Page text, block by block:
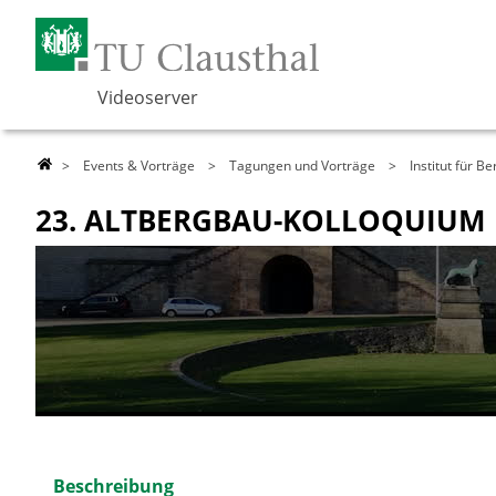
Videoserver
> Events & Vorträge > Tagungen und Vorträge > Institut für
23. ALTBERGBAU-KOLLOQUIUM
Beschreibung